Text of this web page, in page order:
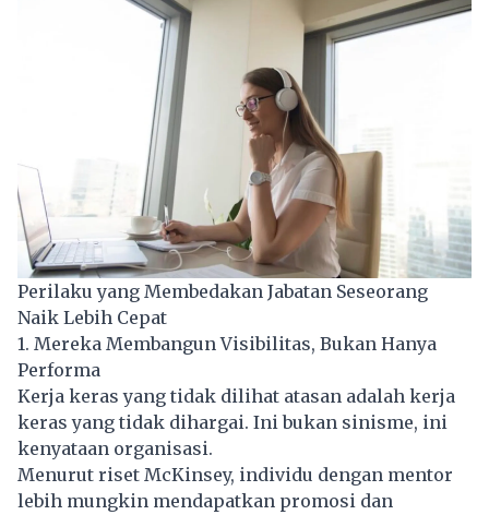
Perilaku yang Membedakan Jabatan Seseorang
Naik Lebih Cepat
1. Mereka Membangun Visibilitas, Bukan Hanya
Performa
Kerja keras yang tidak dilihat atasan adalah kerja
keras yang tidak dihargai. Ini bukan sinisme, ini
kenyataan organisasi.
Menurut riset McKinsey, individu dengan mentor
lebih mungkin mendapatkan promosi dan